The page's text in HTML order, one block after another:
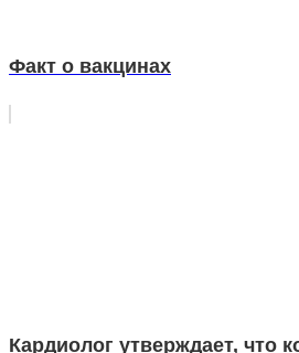
Факт о вакцинах
Кардиолог утверждает, что